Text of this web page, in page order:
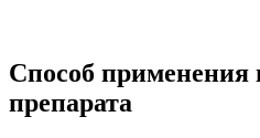
Способ применения
препарата